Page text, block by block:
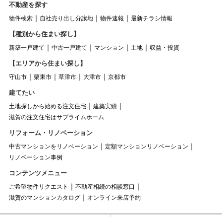
不動産を探す
物件検索 自社売り出し分譲地 物件速報 最新チラシ情報
【種別から住まい探し】
新築一戸建て 中古一戸建て マンション 土地 収益・投資
【エリアから住まい探し】
守山市 栗東市 草津市 大津市 京都市
建てたい
土地探しから始める注文住宅
建築実績
滋賀の注文住宅はサブライムホーム
リフォーム・リノベーション
中古マンションをリノベーション
定額マンションリノベーション
リノベーション事例
コンテンツメニュー
ご希望物件リクエスト
不動産相続の相談窓口
滋賀のマンションカタログ
オンライン来店予約